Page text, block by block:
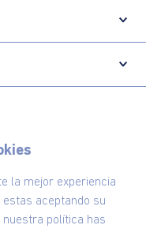
la mejor experiencia
estas aceptando su
política has